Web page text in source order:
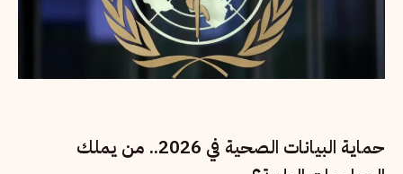
حماية البيانات الصحية في 2026.. من يملك